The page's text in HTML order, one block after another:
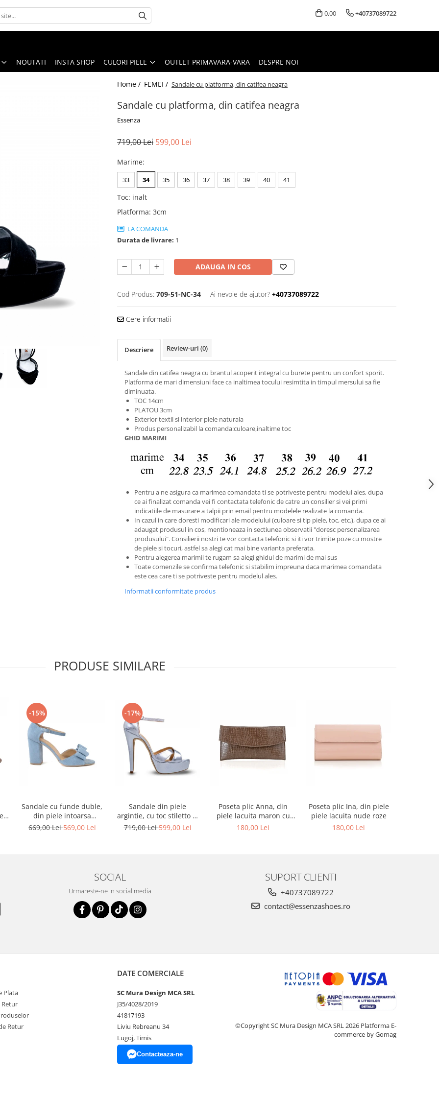
0,00 +40737089722
NOUTATI INSTA SHOP CULORI PIELE OUTLET PRIMAVARA-VARA DESPRE NOI
Home / FEMEI / Sandale cu platforma, din catifea neagra
Sandale cu platforma, din catifea neagra
Essenza
719,00 Lei 599,00 Lei
Marime:
33 34 35 36 37 38 39 40 41
Toc: inalt
Platforma: 3cm
LA COMANDA
Durata de livrare: 1
ADAUGA IN COS
Cod Produs: 709-51-NC-34 Ai nevoie de ajutor? +40737089722
Cere informatii
Descriere Review-uri (0)
Sandale din catifea neagra cu brantul acoperit integral cu burete pentru un confort sporit.
Platforma de mari dimensiuni face ca inaltimea tocului resimtita in timpul mersului sa fie
diminuata.
TOC 14cm
PLATOU 3cm
Exterior textil si interior piele naturala
Produs personalizabil la comanda:culoare,inaltime toc
GHID MARIMI
Pentru a ne asigura ca marimea comandata ti se potriveste pentru modelul ales, dupa
ce ai finalizat comanda vei fi contactata telefonic de catre un consilier si vei primi
indicatiile de masurare a talpii prin email pentru modelele realizate la comanda.
In cazul in care doresti modificari ale modelului (culoare si tip piele, toc, etc.), dupa ce ai
adaugat produsul in cos, mentioneaza in sectiunea observatii "doresc personalizarea
produsului". Consilierii nostri te vor contacta telefonic si iti vor trimite poze cu mostre
de piele si tocuri, astfel sa alegi cat mai bine varianta preferata.
Pentru alegerea marimii te rugam sa alegi ghidul de marimi de mai sus
Toate comenzile se confirma telefonic si stabilim impreuna daca marimea comandata
este cea care ti se potriveste pentru modelul ales.
Informatii conformitate produs
PRODUSE SIMILARE
-15%
Sandale cu funde duble,
din piele intoarsa
albastru deschis
669,00 Lei569,00 Lei
-17%
Sandale din piele
argintie, cu toc stiletto si
platforma
719,00 Lei599,00 Lei
Poseta plic Anna, din
piele lacuita maron cu
textura croco
180,00 Lei
Poseta plic Ina, din piele
piele lacuita nude roze
180,00 Lei
SOCIAL
Urmareste-ne in social media
SUPORT CLIENTI
+40737089722
contact@essenzashoes.ro
Plata
Retur
Retur
DATE COMERCIALE
SC Mura Design MCA SRL
J35/4028/2019
41817193
Liviu Rebreanu 34
Lugoj, Timis
Contacteaza-ne
©Copyright SC Mura Design MCA SRL 2026 Platforma E-
commerce by Gomag